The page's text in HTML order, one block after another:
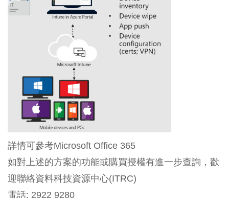
詳情可參考Microsoft Office 365
如對上述的方案的功能或購買授權有進一步查詢，歡
迎聯絡資料科技資源中心(ITRC)
電話: 2922 9280